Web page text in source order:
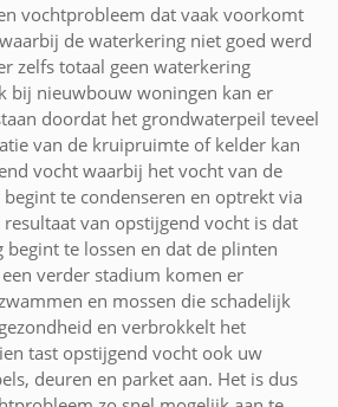
vochtprobleem dat vaak voorkomt
de waterkering niet goed werd
zelfs totaal geen waterkering
bij nieuwbouw woningen kan er
doordat het grondwaterpeil teveel
van de kruipruimte of kelder kan
vocht waarbij het vocht van de
te condenseren en optrekt via
van opstijgend vocht is dat
begint te lossen en dat de plinten
verder stadium komen er
en mossen die schadelijk
en verbrokkelt het
tast opstijgend vocht ook uw
deuren en parket aan. Het is dus